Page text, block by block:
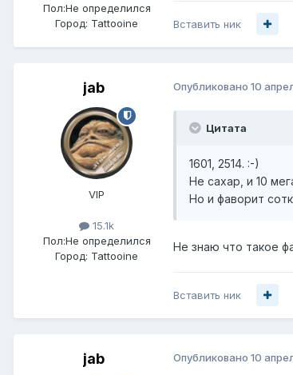
Пол:Не определился
Город: Tattooine Вставить ник
jab
VIP
15.1k
Пол:Не определился
Город: Tattooine
Опубликовано 10
Цитата
1601, 2514. :-)
Не сахар, и 10
Но и фаворит
Не знаю что такое
Вставить ник
jab Опубликовано 10